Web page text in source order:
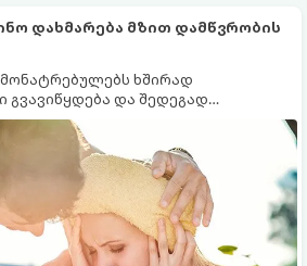
დახმარება მზით დამწვრობის
მონატრებულებს ხშირად
და შედეგად
ე.წ. მზის დაკვრა ან მზით